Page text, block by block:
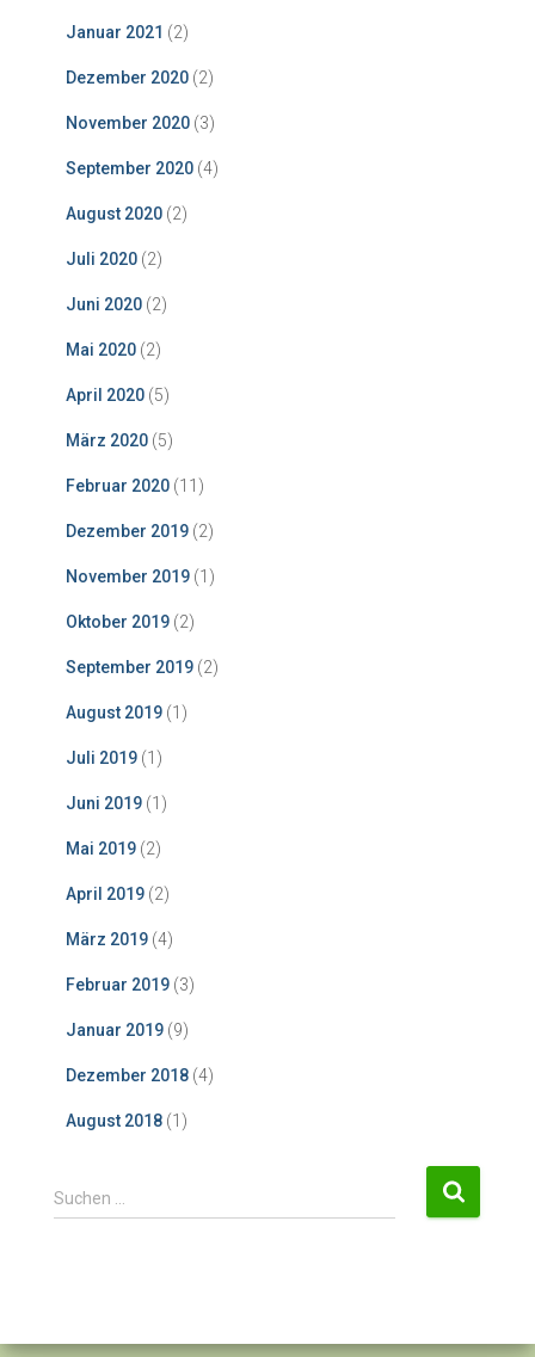
Januar 2021 (2)
Dezember 2020 (2)
November 2020 (3)
September 2020 (4)
August 2020 (2)
Juli 2020 (2)
Juni 2020 (2)
Mai 2020 (2)
April 2020 (5)
März 2020 (5)
Februar 2020 (11)
Dezember 2019 (2)
November 2019 (1)
Oktober 2019 (2)
September 2019 (2)
August 2019 (1)
Juli 2019 (1)
Juni 2019 (1)
Mai 2019 (2)
April 2019 (2)
März 2019 (4)
Februar 2019 (3)
Januar 2019 (9)
Dezember 2018 (4)
August 2018 (1)
S
u
n
Suchen …